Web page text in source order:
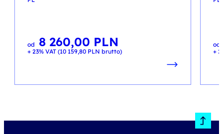
od 8 260,00 PLN
+ 23% VAT (10 159,80 PLN brutto)
od
+